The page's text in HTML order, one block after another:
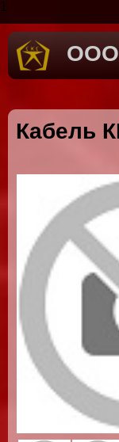
1
Кабель